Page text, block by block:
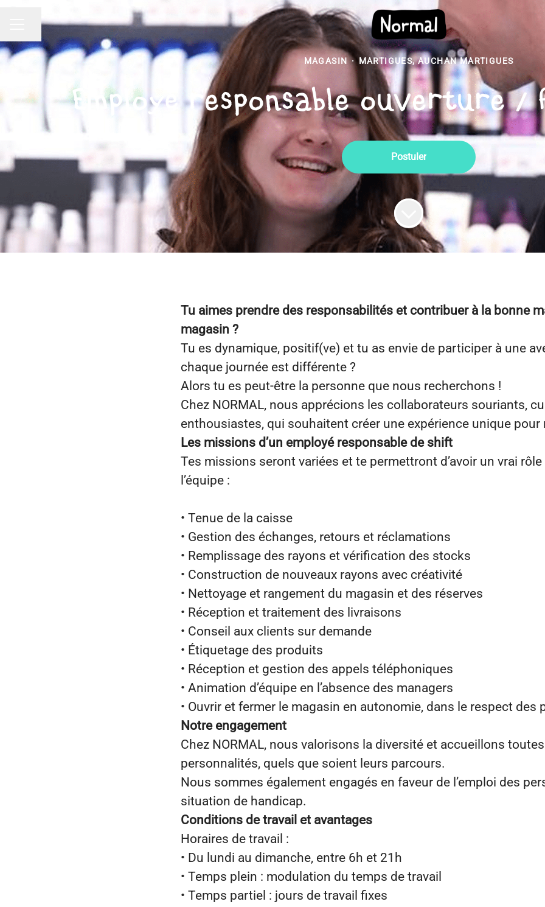
Menu carrière
Partager la page
MAGASIN · MARTIGUES, AUCHAN MARTIGUES
Employé responsable ouverture
Postuler
Tu aimes prendre des responsabilités et contribuer à la bonne
magasin ?
Tu es dynamique, positif(ve) et tu as envie de participer à une
chaque journée est différente ?
Alors tu es peut-être la personne que nous recherchons !
Chez NORMAL, nous apprécions les collaborateurs souriants,
enthousiastes, qui souhaitent créer une expérience unique
Les missions d’un employé responsable de shift
Tes missions seront variées et te permettront d’avoir un vrai
l’équipe :
• Tenue de la caisse
• Gestion des échanges, retours et réclamations
• Remplissage des rayons et vérification des stocks
• Construction de nouveaux rayons avec créativité
• Nettoyage et rangement du magasin et des réserves
• Réception et traitement des livraisons
• Conseil aux clients sur demande
• Étiquetage des produits
• Réception et gestion des appels téléphoniques
• Animation d’équipe en l’absence des managers
• Ouvrir et fermer le magasin en autonomie, dans le respect des
Notre engagement
Chez NORMAL, nous valorisons la diversité et accueillons
personnalités, quels que soient leurs parcours.
Nous sommes également engagés en faveur de l’emploi des
situation de handicap.
Conditions de travail et avantages
Horaires de travail :
• Du lundi au dimanche, entre 6h et 21h
• Temps plein : modulation du temps de travail
• Temps partiel : jours de travail fixes